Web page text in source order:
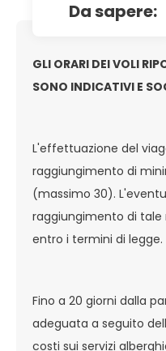
da sapere:
GLI ORARI DEI VOLI
SONO INDICATIVI E
L'effettuazione del
raggiungimento di
(massimo 30).
raggiungimento di
entro i termini di legge.
Fino a 20 giorni dalla
adeguata a seguito
costi sui servizi